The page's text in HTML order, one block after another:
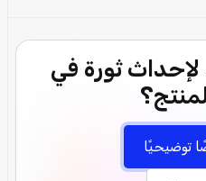
ثورة في
توضيحيًا